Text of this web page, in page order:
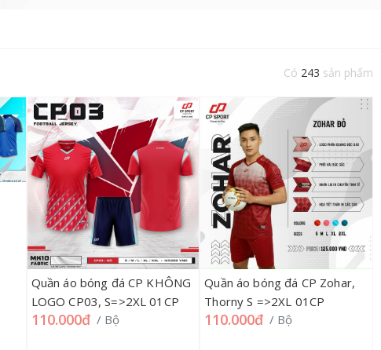
Có 243 sản phẩm
Quần áo bóng đá CP KHÔNG
LOGO CP03, S=>2XL 01CP
110.000đ / Bộ
Quần áo bóng đá CP Zohar,
Thorny S =>2XL 01CP
110.000đ / Bộ